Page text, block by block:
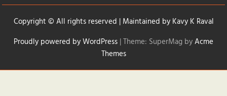
Copyright © All rights reserved | Maintained by Kavy K Raval
Proudly powered by WordPress |Theme: SuperMag byAcme
Themes